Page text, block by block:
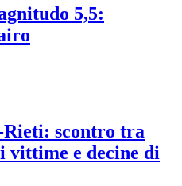
5,5:
scontro tra
vittime e decine di